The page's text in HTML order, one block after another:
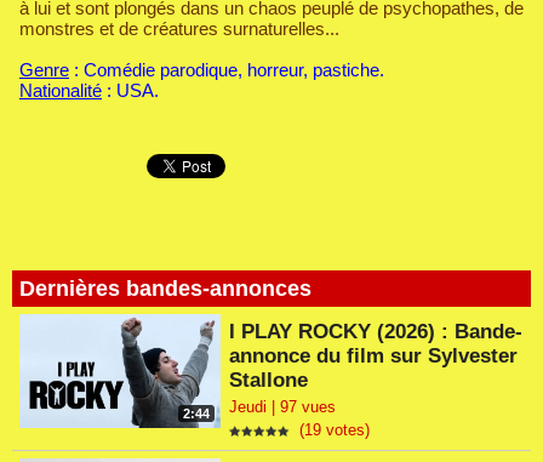
Dernières bandes-annonces
2:44
I PLAY ROCKY (2026) : Bande-
annonce du film sur Sylvester
Stallone
Jeudi | 97 vues
(19 votes)
à lui et sont plongés dans un chaos peuplé de psychopathes, de
monstres et de créatures surnaturelles...
Genre : Comédie parodique, horreur, pastiche.
Nationalité : USA.